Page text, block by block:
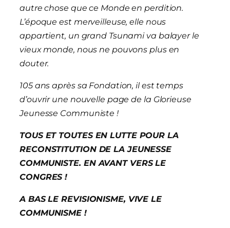
autre chose que ce Monde en perdition.
L’époque est merveilleuse, elle nous
appartient, un grand Tsunami va balayer le
vieux monde, nous ne pouvons plus en
douter.
105 ans après sa Fondation, il est temps
d’ouvrir une nouvelle page de la Glorieuse
Jeunesse Communiste !
TOUS ET TOUTES EN LUTTE POUR LA
RECONSTITUTION DE LA JEUNESSE
COMMUNISTE. EN AVANT VERS LE
CONGRES !
A BAS LE REVISIONISME, VIVE LE
COMMUNISME !